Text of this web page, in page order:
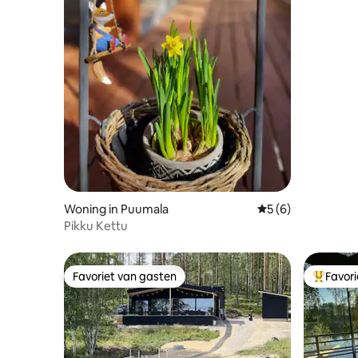
Woning in Puumala Gemiddelde
5 (6)
Pikku Kettu
Favoriet van gasten
Favoriet van gasten